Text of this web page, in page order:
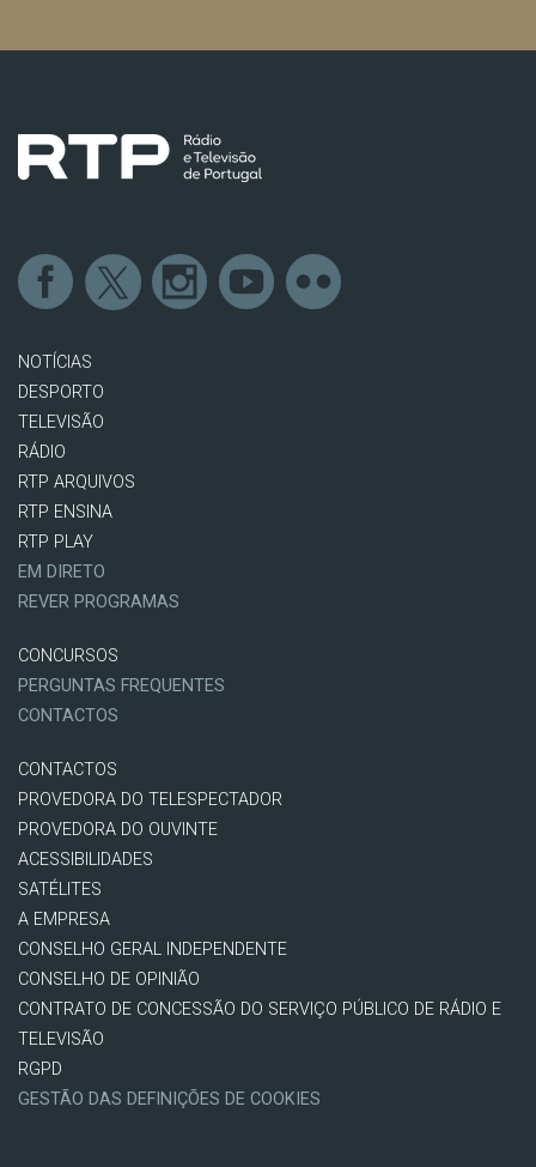
NOTÍCIAS
DESPORTO
TELEVISÃO
RÁDIO
RTP ARQUIVOS
RTP ENSINA
RTP PLAY
EM DIRETO
REVER PROGRAMAS
CONCURSOS
PERGUNTAS FREQUENTES
CONTACTOS
CONTACTOS
PROVEDORA DO TELESPECTADOR
PROVEDORA DO OUVINTE
ACESSIBILIDADES
SATÉLITES
A EMPRESA
CONSELHO GERAL INDEPENDENTE
CONSELHO DE OPINIÃO
CONTRATO DE CONCESSÃO DO SERVIÇO PÚBLICO DE RÁDIO E
TELEVISÃO
RGPD
GESTÃO DAS DEFINIÇÕES DE COOKIES